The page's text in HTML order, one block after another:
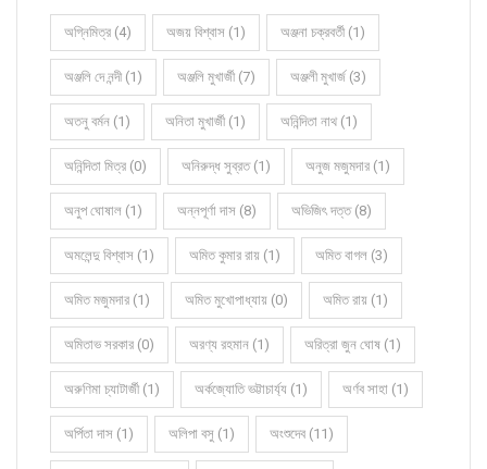
অগ্নিমিত্র (4) অজয় বিশ্বাস (1) অঞ্জনা চক্রবর্তী (1)
অঞ্জলি দে নন্দী (1) অঞ্জলি মুখার্জী (7) অঞ্জলী মুখার্জ (3)
অতনু বর্মন (1) অনিতা মুখার্জী (1) অনিন্দিতা নাথ (1)
অনিন্দিতা মিত্র (0) অনিরুদ্ধ সুব্রত (1) অনুজ মজুমদার (1)
অনুপ ঘোষাল (1) অন্নপূর্ণা দাস (8) অভিজিৎ দত্ত (8)
অমলেন্দু বিশ্বাস (1) অমিত কুমার রায় (1) অমিত বাগল (3)
অমিত মজুমদার (1) অমিত মুখোপাধ্যায় (0) অমিত রায় (1)
অমিতাভ সরকার (0) অরণ্য রহমান (1) অরিত্রা জুন ঘোষ (1)
অরুণিমা চ্যাটার্জী (1) অর্কজ্যোতি ভট্টাচার্য্য (1) অর্ণব সাহা (1)
অর্পিতা দাস (1) অলিপা বসু (1) অংশুদেব (11)